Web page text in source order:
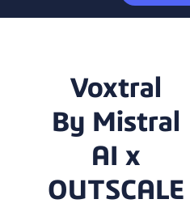
Voxtral
By Mistral
AI x
OUTSCALE